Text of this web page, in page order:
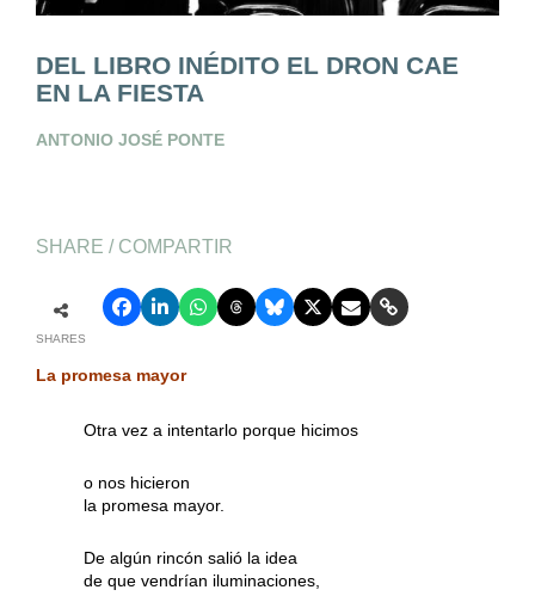
DEL LIBRO INÉDITO EL DRON CAE
EN LA FIESTA
ANTONIO JOSÉ PONTE
SHARE / COMPARTIR
SHARES
La promesa mayor
Otra vez a intentarlo porque hicimos
o nos hicieron
la promesa mayor.
De algún rincón salió la idea
de que vendrían iluminaciones,